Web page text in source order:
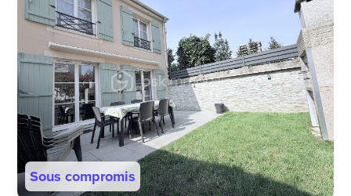
Sous compromis